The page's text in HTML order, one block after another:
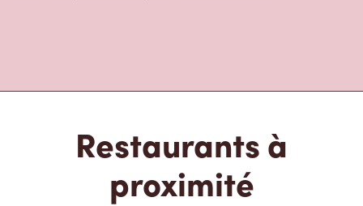
Restaurants à
proximité